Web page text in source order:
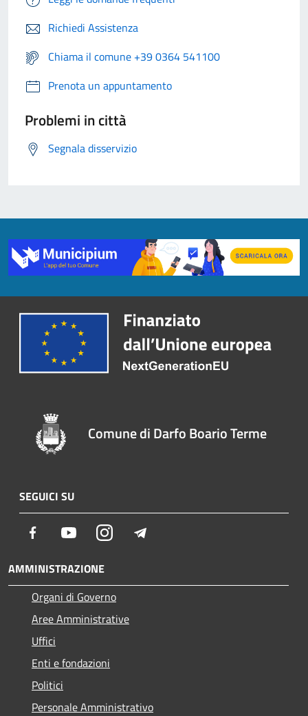
Richiedi Assistenza
Chiama il comune +39 0364 541100
Prenota un appuntamento
Problemi in città
Segnala disservizio
Comune di Darfo Boario Terme
SEGUICI SU
Facebook YoutubeInstagram
AMMINISTRAZIONE
Organi di Governo
Aree Amministrative
Uffici
Enti e fondazioni
Politici
Personale Amministrativo